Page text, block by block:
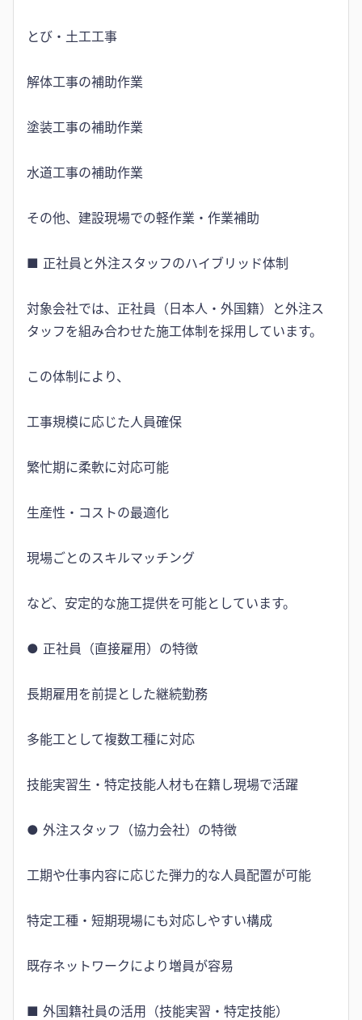
とび・土工工事
解体工事の補助作業
塗装工事の補助作業
水道工事の補助作業
その他、建設現場での軽作業・作業補助
■ 正社員と外注スタッフのハイブリッド体制
対象会社では、正社員（日本人・外国籍）と外注ス
タッフを組み合わせた施工体制を採用しています。
この体制により、
工事規模に応じた人員確保
繁忙期に柔軟に対応可能
生産性・コストの最適化
現場ごとのスキルマッチング
など、安定的な施工提供を可能としています。
● 正社員（直接雇用）の特徴
長期雇用を前提とした継続勤務
多能工として複数工種に対応
技能実習生・特定技能人材も在籍し現場で活躍
● 外注スタッフ（協力会社）の特徴
工期や仕事内容に応じた弾力的な人員配置が可能
特定工種・短期現場にも対応しやすい構成
既存ネットワークにより増員が容易
■ 外国籍社員の活用（技能実習・特定技能）